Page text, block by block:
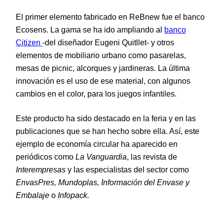
El primer elemento fabricado en ReBnew fue el banco
Ecosens. La gama se ha ido ampliando al banco
Citizen -del diseñador Eugeni Quitllet- y otros
elementos de mobiliario urbano como pasarelas,
mesas de picnic, alcorques y jardineras. La última
innovación es el uso de ese material, con algunos
cambios en el color, para los juegos infantiles.
Este producto ha sido destacado en la feria y en las
publicaciones que se han hecho sobre ella. Así, este
ejemplo de economía circular ha aparecido en
periódicos como La Vanguardia , las revista de
Interempresas y las especialistas del sector como
EnvasPres, Mundoplas, Información del Envase y
Embalaje o Infopack.